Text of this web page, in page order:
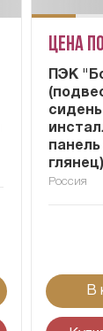
Цена
ПЭК
глянец)
Россия
В